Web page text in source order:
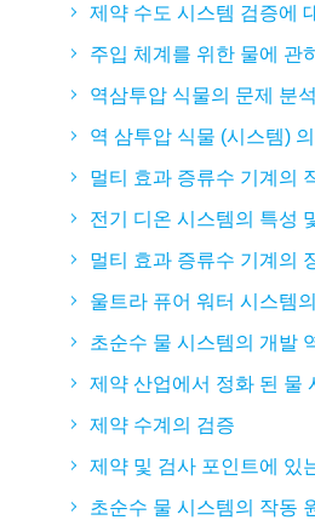
제약 수도 시스템 검증에
주입 체계를 위한 물에 관
역삼투압 식물의 문제 분
역 삼투압 식물 (시스템)
멀티 효과 증류수 기계의
전기 디온 시스템의 특성
멀티 효과 증류수 기계의
울트라 퓨어 워터 시스템
초순수 물 시스템의 개발
제약 산업에서 정화 된 물
제약 수계의 검증
제약 및 검사 포인트에 있
초순수 물 시스템의 작동